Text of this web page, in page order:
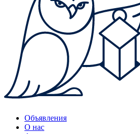
Объявления
О нас